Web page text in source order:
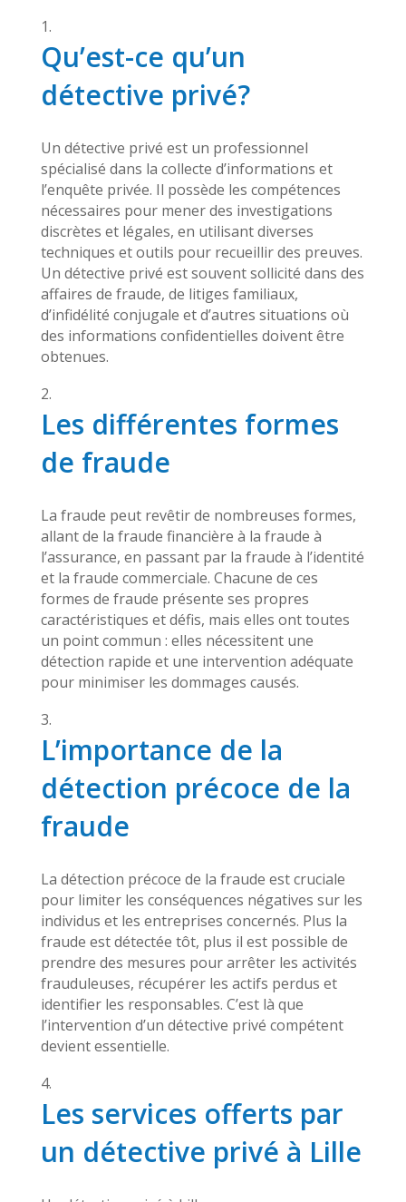
Qu’est-ce qu’un
détective privé?
Un détective privé est un professionnel
spécialisé dans la collecte d’informations et
l’enquête privée. Il possède les compétences
nécessaires pour mener des investigations
discrètes et légales, en utilisant diverses
techniques et outils pour recueillir des preuves.
Un détective privé est souvent sollicité dans des
affaires de fraude, de litiges familiaux,
d’infidélité conjugale et d’autres situations où
des informations confidentielles doivent être
obtenues.
Les différentes formes
de fraude
La fraude peut revêtir de nombreuses formes,
allant de la fraude financière à la fraude à
l’assurance, en passant par la fraude à l’identité
et la fraude commerciale. Chacune de ces
formes de fraude présente ses propres
caractéristiques et défis, mais elles ont toutes
un point commun : elles nécessitent une
détection rapide et une intervention adéquate
pour minimiser les dommages causés.
L’importance de la
détection précoce de la
fraude
La détection précoce de la fraude est cruciale
pour limiter les conséquences négatives sur les
individus et les entreprises concernés. Plus la
fraude est détectée tôt, plus il est possible de
prendre des mesures pour arrêter les activités
frauduleuses, récupérer les actifs perdus et
identifier les responsables. C’est là que
l’intervention d’un détective privé compétent
devient essentielle.
Les services offerts par
un détective privé à Lille